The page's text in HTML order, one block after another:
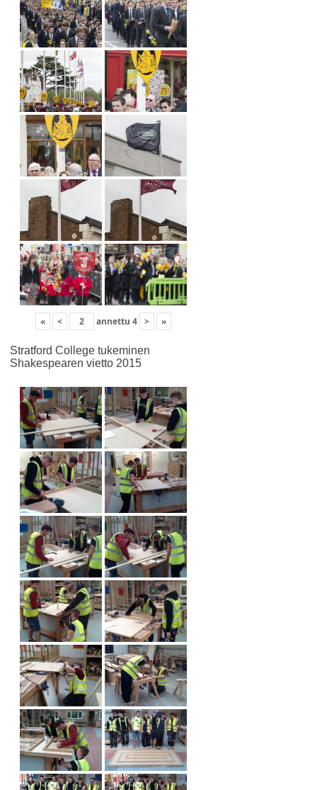
« < annettu 4 > »
Stratford College tukeminen
Shakespearen vietto 2015